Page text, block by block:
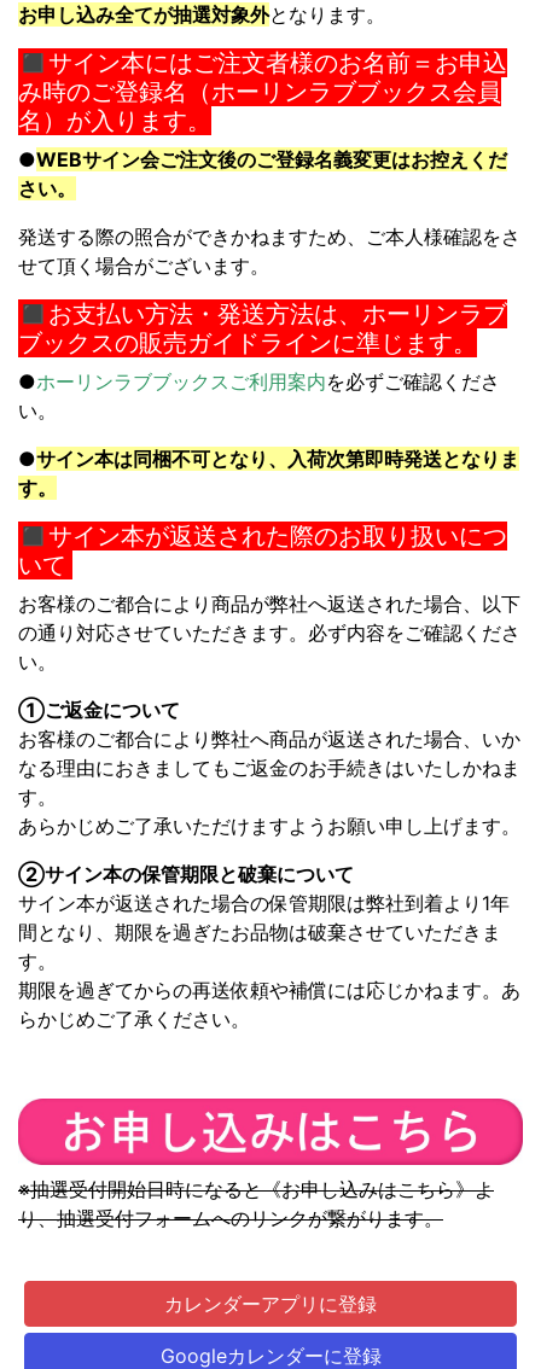
お申し込み全てが抽選対象外となります。
◼︎サイン本にはご注文者様のお名前＝お申込
み時のご登録名（ホーリンラブブックス会員
名）が入ります。
●WEBサイン会ご注文後のご登録名義変更はお控えくだ
さい。
発送する際の照合ができかねますため、 ご本人様確認をさ
せて頂く場合がございます。
◼︎ お支払い方法・発送方法は、ホーリンラブ
ブックスの販売ガイドラインに準じます。
●ホーリンラブブックスご利用案内を必ずご確認くださ
い。
●サイン本は同梱不可となり、入荷次第即時発送となりま
す。
◼︎サイン本が返送された際のお取り扱いにつ
いて
お客様のご都合により商品が弊社へ返送された場合、以下
の通り対応させていただきます。必ず内容をご確認くださ
い。
①ご返金について
お客様のご都合により弊社へ商品が返送された場合、いか
なる理由におきましてもご返金のお手続きはいたしかねま
す。
あらかじめご了承いただけますようお願い申し上げます。
②サイン本の保管期限と破棄について
サイン本が返送された場合の保管期限は弊社到着より1年
間となり、期限を過ぎたお品物は破棄させていただきま
す。
期限を過ぎてからの再送依頼や補償には応じかねます。あ
らかじめご了承ください。
※抽選受付開始日時になると《お申し込みはこちら》よ
り、抽選受付フォームへのリンクが繋がります。
カレンダーアプリに登録
Googleカレンダーに登録